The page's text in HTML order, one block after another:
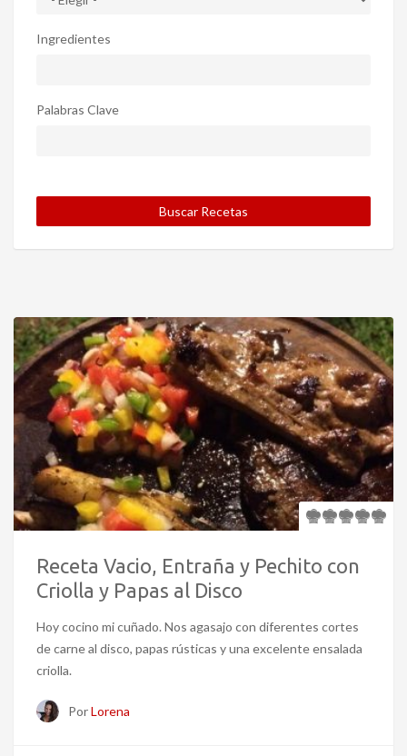
Ingredientes
Palabras Clave
Buscar Recetas
Receta Vacio, Entraña y Pechito con
Criolla y Papas al Disco
Hoy cocino mi cuñado. Nos agasajo con diferentes cortes
de carne al disco, papas rústicas y una excelente ensalada
criolla.
PorLorena